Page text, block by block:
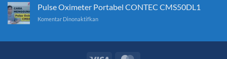
Roda
Murah
Pulse Oximeter Portabel CONTEC CMS50DL1
Komentar Dinonaktifkanpada